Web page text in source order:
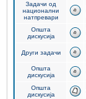
Задачи од
национални
натпревари
Општа
дискусија
Други задачи
Општа
дискусија
Општа
дискусија